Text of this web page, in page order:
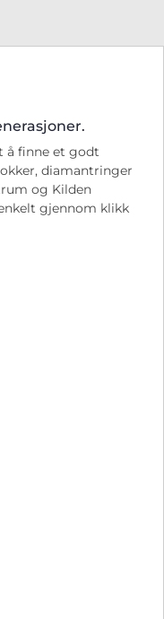
å finne et godt
diamantringer
og Kilden
gjennom klikk